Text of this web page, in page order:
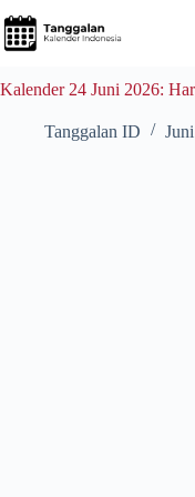
to
content
Kalender 24 Juni 2026:
Tanggalan ID